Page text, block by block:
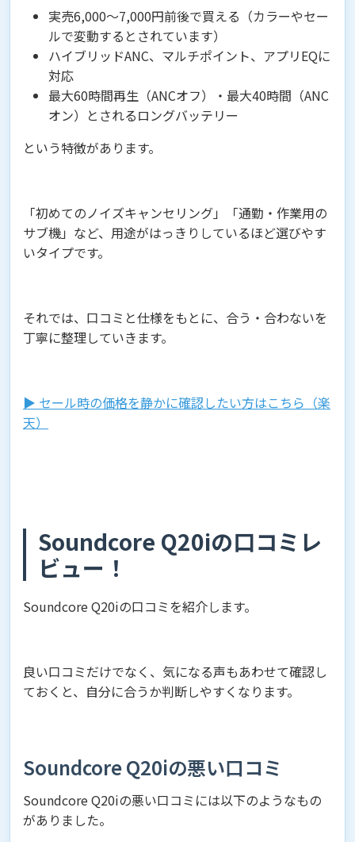
実売6,000〜7,000円前後で買える（カラーやセー
ルで変動するとされています）
ハイブリッドANC、マルチポイント、アプリEQに
対応
最大60時間再生（ANCオフ）・最大40時間（ANC
オン）とされるロングバッテリー
という特徴があります。
「初めてのノイズキャンセリング」「通勤・作業用の
サブ機」など、用途がはっきりしているほど選びやす
いタイプです。
それでは、口コミと仕様をもとに、合う・合わないを
丁寧に整理していきます。
▶︎ セール時の価格を静かに確認したい方はこちら（楽
天）
Soundcore Q20iの口コミレ
ビュー！
Soundcore Q20iの口コミを紹介します。
良い口コミだけでなく、気になる声もあわせて確認し
ておくと、自分に合うか判断しやすくなります。
Soundcore Q20iの悪い口コミ
Soundcore Q20iの悪い口コミには以下のようなもの
がありました。